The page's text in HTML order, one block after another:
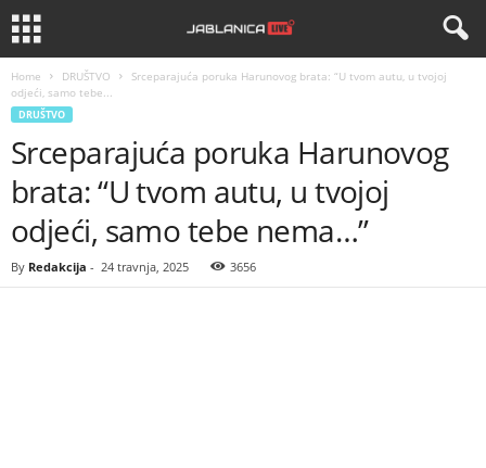
Home DRUŠTVO
Srceparajuća poruka Harunovog brata: “U tvom autu, u tvojoj
odjeći, samo tebe...
DRUŠTVO
Srceparajuća poruka Harunovog
brata: “U tvom autu, u tvojoj
odjeći, samo tebe nema…”
By Redakcija - 24 travnja, 2025 3656